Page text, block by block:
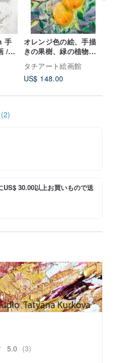
手
/
オレンジ色の絵、手描
きの果樹、緑の植物、
タチアート絵画館
US$ 148.00
US$ 30.00以上お買いもので送
5.0 (3)